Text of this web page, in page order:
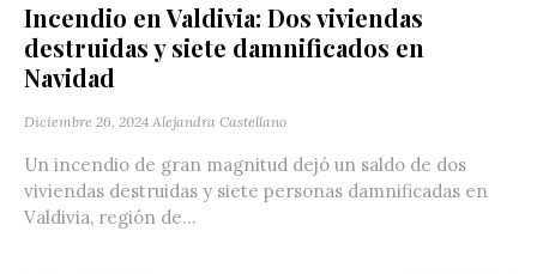
Incendio en Valdivia: Dos viviendas
destruidas y siete damnificados en
Navidad
Diciembre 26, 2024 Alejandra Castellano
Un incendio de gran magnitud dejó un saldo de dos
viviendas destruidas y siete personas damnificadas en
Valdivia, región de...